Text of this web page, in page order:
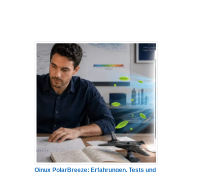
Qinux PolarBreeze: Erfahrungen, Tests und